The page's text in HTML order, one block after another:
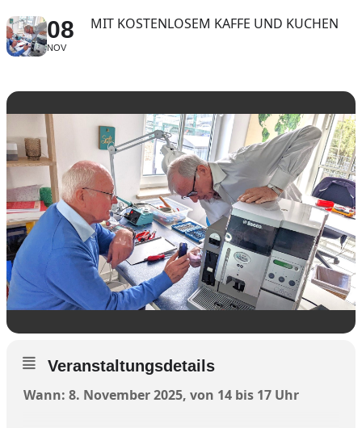
08
NOV
MIT KOSTENLOSEM KAFFE UND KUCHEN
Veranstaltungsdetails
Wann: 8. November 2025, von 14 bis 17 Uhr